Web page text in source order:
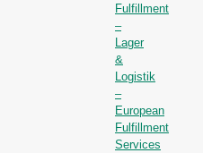
Fulfillment
–
Lager
&
Logistik
–
European
Fulfillment
Services